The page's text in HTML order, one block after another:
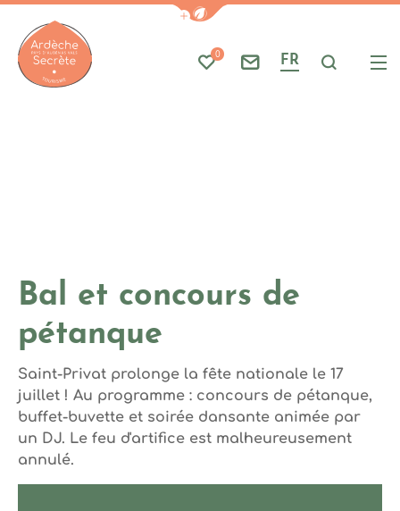
Afficher la barre de
Mes favoris
0
Nous contacter
FR Je
Bal et concours de
pétanque
Saint-Privat prolonge la fête nationale le 17
juillet ! Au programme : concours de pétanque,
buffet-buvette et soirée dansante animée par
un DJ. Le feu d'artifice est malheureusement
annulé.
Photo 1, © ND3000